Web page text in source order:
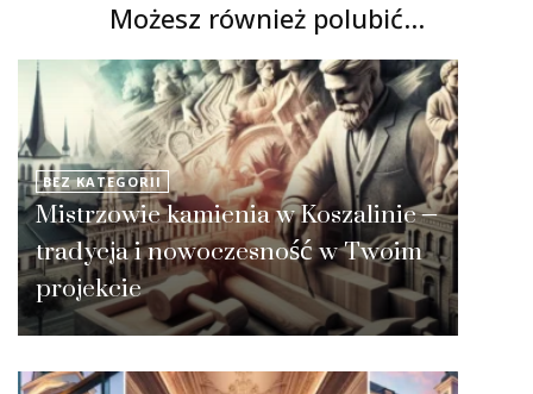
Możesz również polubić…
BEZ KATEGORII
Mistrzowie kamienia w Koszalinie –
tradycja i nowoczesność w Twoim
projekcie